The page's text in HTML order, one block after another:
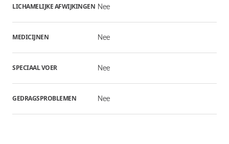
LICHAMELIJKE AFWIJKINGEN Nee
MEDICIJNEN Nee
SPECIAAL VOER Nee
GEDRAGSPROBLEMEN Nee